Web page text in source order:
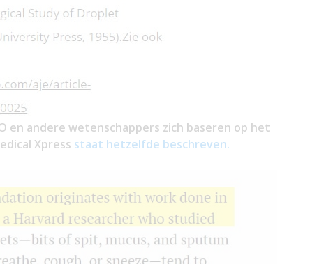
en andere wetenschappers zich baseren op het
Xpress staat hetzelfde beschreven.